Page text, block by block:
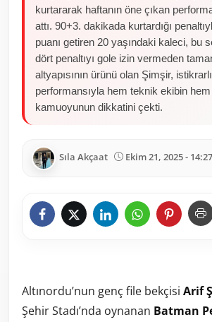
kurtararak haftanın öne çıkan
attı. 90+3. dakikada kurtardığı
puanı getiren 20 yaşındaki kaleci, bu
dört penaltıyı gole izin vermeden
altyapısının ürünü olan Şimşir, istikrarlı
performansıyla hem teknik ekibin
kamuoyunun dikkatini çekti.
Sıla Akçaat Ekim 21, 2025 - 14:27
Altınordu’nun genç file bekçisi Arif
Şehir Stadı’nda oynanan Batman